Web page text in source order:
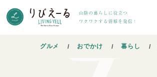
グルメ おでかけ 暮らし